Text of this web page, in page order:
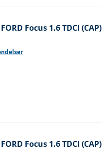
Focus 1.6 TDCI (CAP)
Focus 1.6 TDCI (CAP)